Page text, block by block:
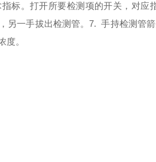
标。打开所要检测项的开关，对应
另一手拔出检测管。7. 手持检测管
度。